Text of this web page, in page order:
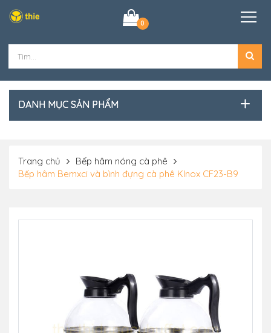
0
DANH MỤC SẢN PHẨM
Trang chủ
Bếp hâm nóng cà phê
Bếp hâm Bemxci và bình đựng cà phê Klnox CF23-B9